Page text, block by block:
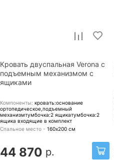
Кровать двуспальная Verona с
подъемным механизмом с
ящиками
Компоненты: кровать:основание
ортопедическое,подъемный
механизмтумбочка:2 ящикатумбочка:2
ящика входящие в комплект
Спальное место - 160х200 см
44 870 р.